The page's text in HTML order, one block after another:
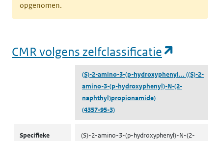
opgenomen.
CMR volgens zelfclassificatie
(S)-2-amino-3-(p-hydroxyphenyl... ((S)-2-
amino-3-(p-hydroxyphenyl)-N-(2-
naphthyl)propionamide)
(4357-95-3)
Specifieke
(S)-2-amino-3-(p-hydroxyphenyl)-N-(2-